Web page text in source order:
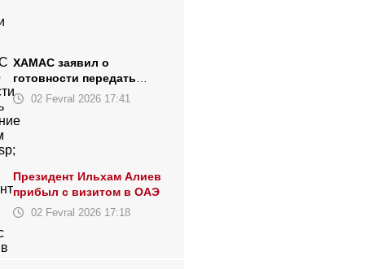
ХАМАС заявил о
готовности передать
управление сектором Газа
02 Fevral 2026 17:41
Президент Ильхам Алиев
прибыл с визитом в ОАЭ
02 Fevral 2026 17:18